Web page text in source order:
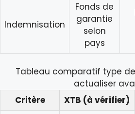
Indemnisation
Fonds de
garantie
selon
pays
Tableau comparatif type
actualiser
Critère
XTB (à vérifier)